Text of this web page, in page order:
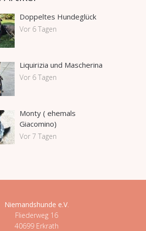
Doppeltes Hundeglück
Vor 6 Tagen
Liquirizia und Mascherina
Vor 6 Tagen
Monty ( ehemals
Giacomino)
Vor 7 Tagen
Niemandshunde e.V.
Fliederweg 16
40699 Erkrath